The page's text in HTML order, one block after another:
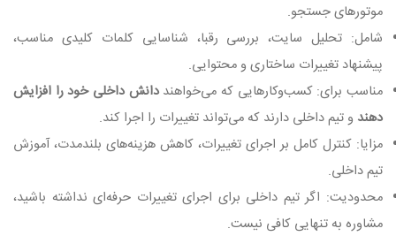
موتورهای جستجو.
شامل: تحلیل سایت، بررسی رقبا، شناسایی کلمات کلیدی مناسب،
پیشنهاد تغییرات ساختاری و محتوایی.
مناسب برای: کسب‌وکارهایی که می‌خواهنددانش داخلی خود را افزایش
دهند و تیم داخلی دارند که می‌تواند تغییرات را اجرا کند.
مزایا: کنترل کامل بر اجرای تغییرات، کاهش هزینه‌های بلندمدت، آموزش
تیم داخلی.
محدودیت: اگر تیم داخلی برای اجرای تغییرات حرفه‌ای نداشته باشید،
مشاوره به تنهایی کافی نیست.